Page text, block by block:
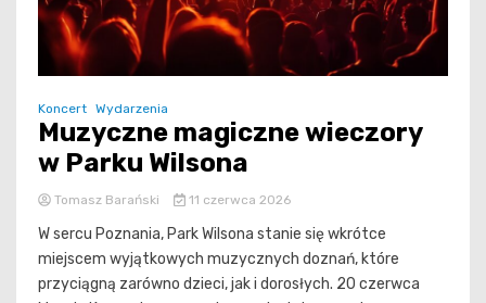
Koncert Wydarzenia
Muzyczne magiczne wieczory
w Parku Wilsona
Tomasz Barański 11 czerwca 2026
W sercu Poznania, Park Wilsona stanie się wkrótce
miejscem wyjątkowych muzycznych doznań, które
przyciągną zarówno dzieci, jak i dorosłych. 20 czerwca